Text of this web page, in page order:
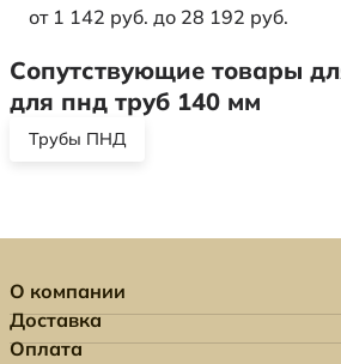
от 1 142 руб. до 28 192 руб.
Сопутствующие товары
для пнд труб 140 мм
Трубы ПНД
О компании
Доставка
Оплата